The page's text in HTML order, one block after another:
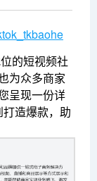
的短视频社
为众多商家
呈现一份详
造爆款，助